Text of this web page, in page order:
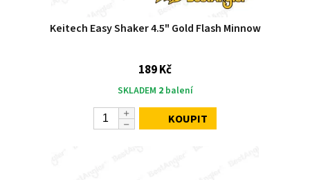
Keitech Easy Shaker 4.5" Gold Flash Minnow
189 Kč
SKLADEM 2balení
KOUPIT